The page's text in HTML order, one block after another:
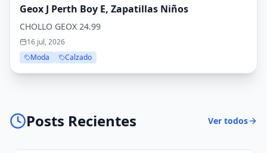
Geox J Perth Boy E, Zapatillas Niños
CHOLLO GEOX 24.99
16 jul, 2026
Moda
Calzado
Posts Recientes Ver todos